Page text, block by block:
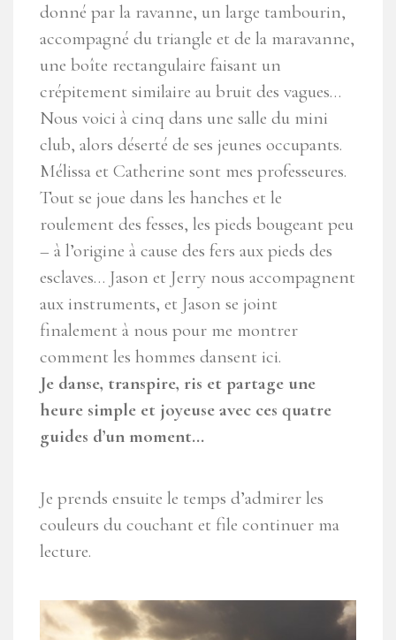
donné par la ravanne, un large tambourin,
accompagné du triangle et de la maravanne,
une boîte rectangulaire faisant un
crépitement similaire au bruit des vagues…
Nous voici à cinq dans une salle du mini
club, alors déserté de ses jeunes occupants.
Mélissa et Catherine sont mes professeures.
Tout se joue dans les hanches et le
roulement des fesses, les pieds bougeant peu
– à l’origine à cause des fers aux pieds des
esclaves… Jason et Jerry nous accompagnent
aux instruments, et Jason se joint
finalement à nous pour me montrer
comment les hommes dansent ici.
Je danse, transpire, ris et partage une
heure simple et joyeuse avec ces quatre
guides d’un moment…
Je prends ensuite le temps d’admirer les
couleurs du couchant et file continuer ma
lecture.